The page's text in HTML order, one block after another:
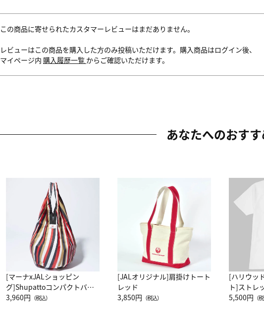
この商品に寄せられたカスタマーレビューはまだありません。
レビューはこの商品を購入した方のみ投稿いただけます。購入商品はログイン後、
マイページ内 購入履歴一覧 からご確認いただけます。
あなたへのおす
[マーナxJALショッピン
グ]Shupattoコンパクトバッ
グ Drop JAL客室乗務員
3,960円 （税込）
[JALオリジナル]肩掛けトート
レッド
3,850円 （税込）
[ハリウッ
ト]ストレ
ーネック
5,500円 （